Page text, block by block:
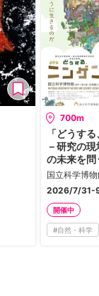
700m
「どうす
－研究の
の未来を問
国立科学博
2026/7/31-
開催中
#自然・科学